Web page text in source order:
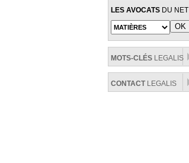
LES AVOCATS DU NET
MOTS-CLÉS LEGALIS
CONTACTLEGALIS